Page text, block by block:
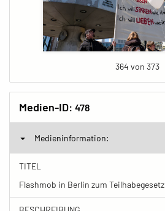
364 von 373
Medien-ID: 478
Medieninformation:
TITEL
Flashmob in Berlin zum Teilhabegesetz